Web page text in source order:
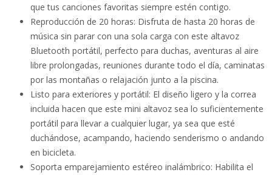
que tus canciones favoritas siempre estén contigo.
Reproducción de 20 horas: Disfruta de hasta 20 horas de
música sin parar con una sola carga con este altavoz
Bluetooth portátil, perfecto para duchas, aventuras al aire
libre prolongadas, reuniones durante todo el día, caminatas
por las montañas o relajación junto a la piscina.
Listo para exteriores y portátil: El diseño ligero y la correa
incluida hacen que este mini altavoz sea lo suficientemente
portátil para llevar a cualquier lugar, ya sea que esté
duchándose, acampando, haciendo senderismo o andando
en bicicleta.
Soporta emparejamiento estéreo inalámbrico: Habilita el